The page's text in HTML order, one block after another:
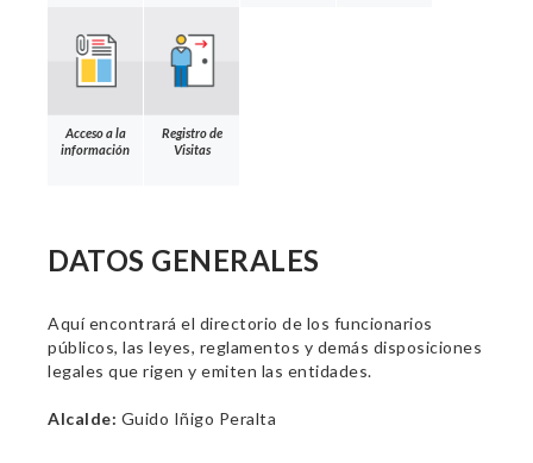
Acceso a la
información
Registro de
Visitas
DATOS GENERALES
Aquí encontrará el directorio de los funcionarios
públicos, las leyes, reglamentos y demás disposiciones
legales que rigen y emiten las entidades.
Alcalde: Guido Iñigo Peralta